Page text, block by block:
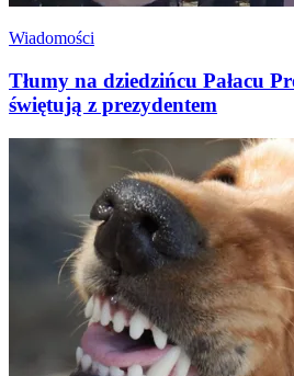
Wiadomości
Tłumy na dziedzińcu Pałacu
świętują z prezydentem